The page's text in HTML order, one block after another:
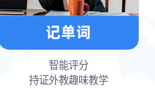
智能评分
持证外教趣味教学